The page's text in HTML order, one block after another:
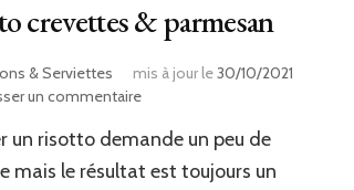
crevettes & parmesan
& Serviettes mis à jour le30/10/2021
un commentairesur
crevettes
&
un risotto demande un peu de
mais le résultat est toujours un